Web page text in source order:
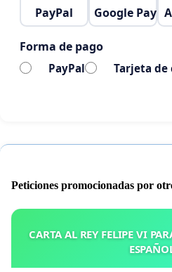
PayPal Google Pay
Forma de pago
PayPal Tarjeta de
Peticiones promocionadas por
CARTA AL REY FELIPE VI